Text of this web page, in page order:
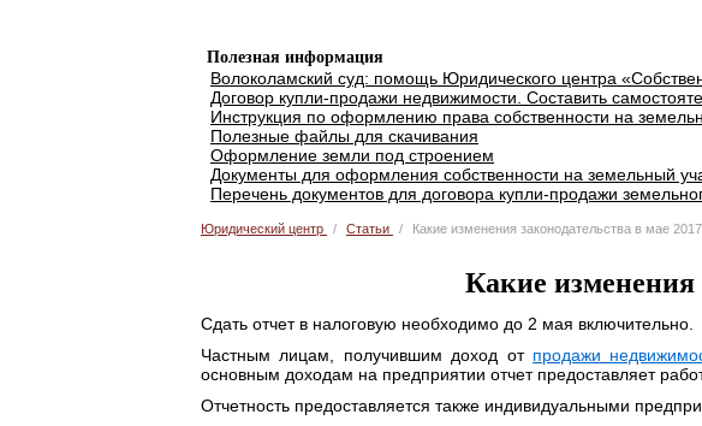
Полезная информация
Волоколамский суд: помощь Юридического центра
Договор купли-продажи недвижимости. Составить
Инструкция по оформлению права собственности на
Полезные файлы для скачивания
Оформление земли под строением
Документы для оформления собственности на земельный
Перечень документов для договора купли-продажи
Юридический центр Статьи Какие изменения законодательства в мае
Какие изменения
Сдать отчет в налоговую необходимо до 2 мая включительно.
Частным лицам, получившим доход от продажи
основным доходам на предприятии отчет предоставляет
Отчетность предоставляется также индивидуальными